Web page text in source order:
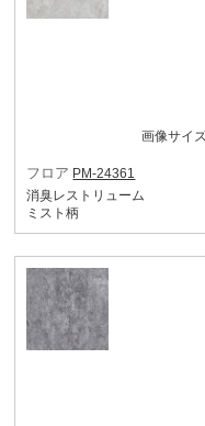
画像サイ
フロア PM-24361
消臭レストリューム
ミスト柄